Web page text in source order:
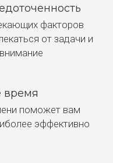
факторов
от задачи и
время
поможет вам
эффективно